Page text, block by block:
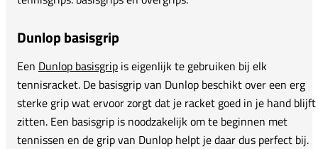
Dunlop basisgrip
Een Dunlop basisgrip is eigenlijk te gebruiken bij elk
tennisracket. De basisgrip van Dunlop beschikt over een erg
sterke grip wat ervoor zorgt dat je racket goed in je hand blijft
zitten. Een basisgrip is noodzakelijk om te beginnen met
tennissen en de grip van Dunlop helpt je daar dus perfect bij.